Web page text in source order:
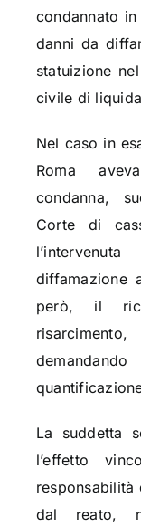
condannato
danni da
statuizione
civile di
Nel caso in
Roma
condanna,
Corte di
diffamazione
però, il
La suddetta
l’effetto
responsabilità
dal reato,